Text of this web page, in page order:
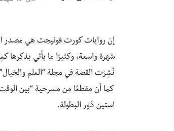
إن روايات كورت فونيجت هي مصدر
شهرة واسعة، وكثيرًا ما يأتي
استين دَور البطولة.